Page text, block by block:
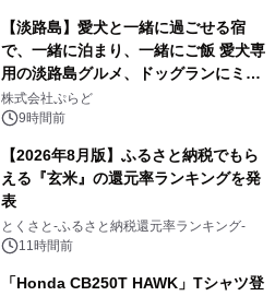
【淡路島】愛犬と一緒に過ごせる宿
で、一緒に泊まり、一緒にご飯 愛犬専
用の淡路島グルメ、ドッグランにミニ
プール グランピングとトレーラーハウ
スの2施設で
株式会社ぷらど
9時間前
【2026年8月版】ふるさと納税でもら
える『玄米』の還元率ランキングを発
表
とくさと-ふるさと納税還元率ランキング-
11時間前
「Honda CB250T HAWK」Tシャツ登